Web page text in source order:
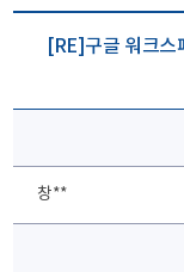
[RE]구글 워크스
창**